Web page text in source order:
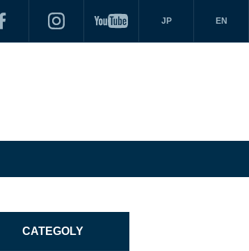
EN
JP
CATEGOLY